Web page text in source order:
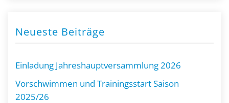
Neueste Beiträge
Einladung Jahreshauptversammlung 2026
Vorschwimmen und Trainingsstart Saison
2025/26